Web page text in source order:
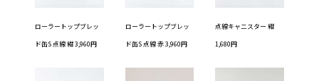
ローラートップブレッ
ド缶S 点線 紺 3,960円
ローラートップブレッ
ド缶S 点線 赤 3,960円
点線キャニスター 紺
1,680円